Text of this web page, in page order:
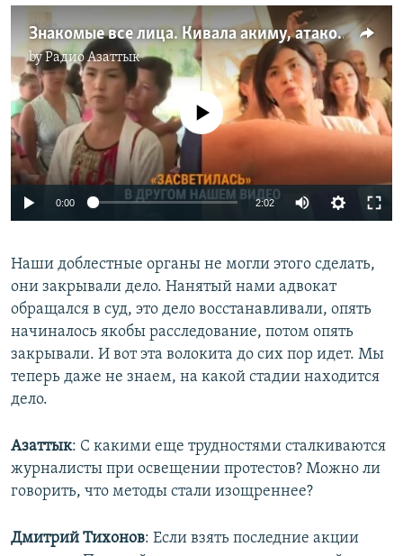
Знакомые все лица. Кивала акиму, атаковала репортеров?
byРадио Азаттык
No media source currently available
0:00 2:02
Наши доблестные органы не могли этого сделать,
они закрывали дело. Нанятый нами адвокат
обращался в суд, это дело восстанавливали, опять
начиналось якобы расследование, потом опять
закрывали. И вот эта волокита до сих пор идет. Мы
теперь даже не знаем, на какой стадии находится
дело.
Азаттык: С какими еще трудностями сталкиваются
журналисты при освещении протестов? Можно ли
говорить, что методы стали изощреннее?
Дмитрий Тихонов: Если взять последние акции